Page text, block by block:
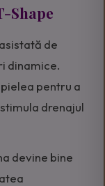
Shape
de
dinamice.
pentru a
drenajul
devine bine